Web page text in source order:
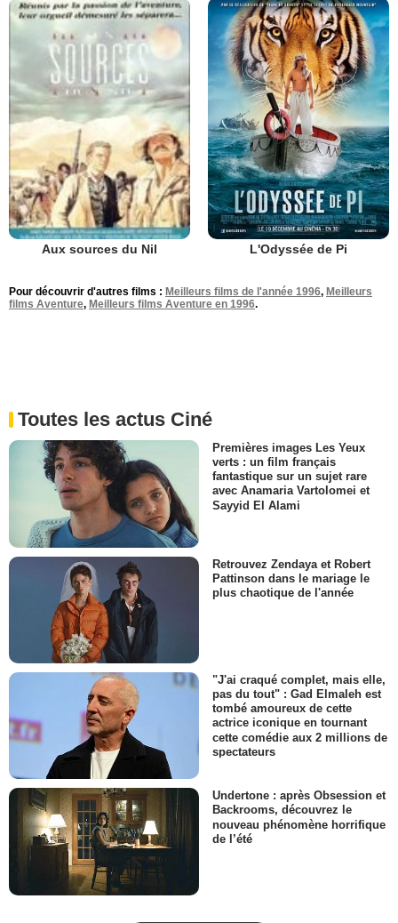
Aux sources du Nil L'Odyssée de Pi
Pour découvrir d'autres films : Meilleurs films de l'année 1996, Meilleurs
films Aventure, Meilleurs films Aventure en 1996.
Toutes les actus Ciné
Premières images Les Yeux
verts : un film français
fantastique sur un sujet rare
avec Anamaria Vartolomei et
Sayyid El Alami
Retrouvez Zendaya et Robert
Pattinson dans le mariage le
plus chaotique de l'année
"J'ai craqué complet, mais elle,
pas du tout" : Gad Elmaleh est
tombé amoureux de cette
actrice iconique en tournant
cette comédie aux 2 millions de
spectateurs
Undertone : après Obsession et
Backrooms, découvrez le
nouveau phénomène horrifique
de l’été